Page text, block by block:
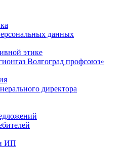
данных
этике
Волгоград профсоюз»
директора
ИП